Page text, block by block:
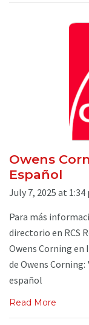
Owens
Español
July 7, 2025 at 1:34
Para más
directorio en RCS
Owens Corning en
de Owens
español
Read More